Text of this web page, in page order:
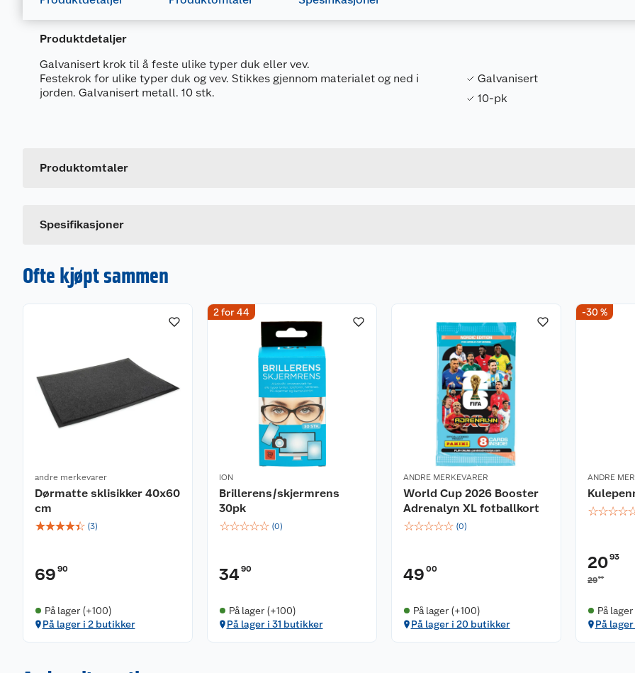
Produktdetaljer
Galvanisert krok til å feste ulike typer duk eller vev.
Festekrok for ulike typer duk og vev. Stikkes gjennom materialet og ned i
jorden. Galvanisert metall. 10 stk.
Galvanisert
10-pk
Produktomtaler
Spesifikasjoner
Leverandørens artikkelnummer
Ofte kjøpt sammen
andre merkevarer
Dørmatte sklisikker 40x60
cm
☆☆☆☆☆ (3)
69 90
På lager (+100)
På lager i 2 butikker
2 for 44
ION
Brillerens/skjermrens
30pk
☆☆☆☆☆ (0)
3490
På lager (+100)
På lager i 31 butikker
ANDRE MERKEVARER
World Cup 2026 Booster
Adrenalyn XL fotballkort
☆☆☆☆☆ (0)
49 00
På lager (+100)
På lager i 20 butikker
-30 %
ANDRE
☆☆☆☆
2093
2990
På
På